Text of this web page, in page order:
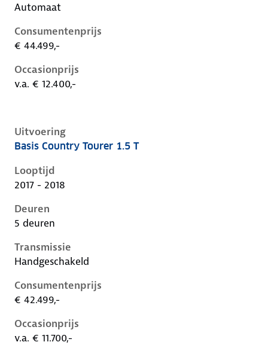
Automaat
Consumentenprijs
€ 44.499,-
Occasionprijs
v.a. € 12.400,-
Uitvoering
Opel Insignia b, country tourer 1.5 t, 121 kW,
Basis Country Tourer 1.5 T
Looptijd
2017 - 2018
Deuren
5 deuren
Transmissie
Handgeschakeld
Consumentenprijs
€ 42.499,-
Occasionprijs
v.a. € 11.700,-